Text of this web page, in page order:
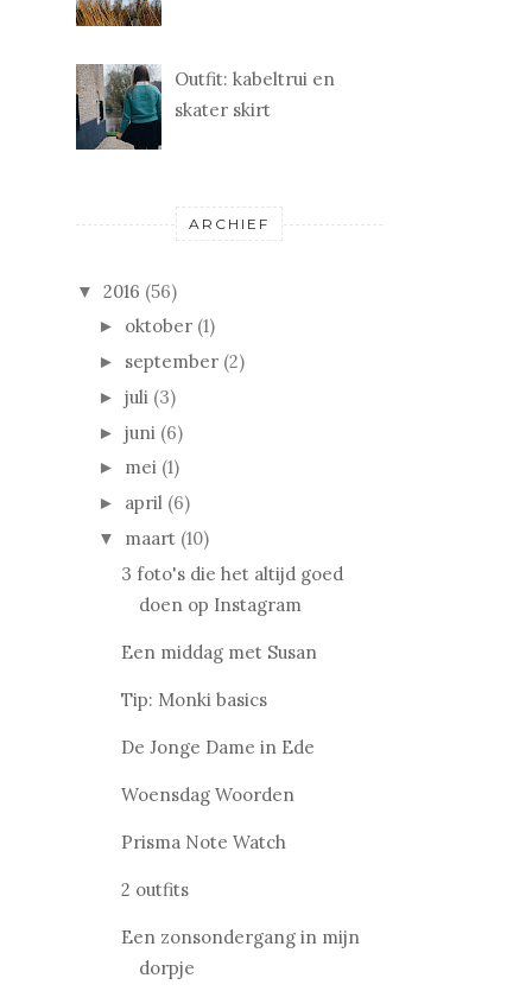
Outfit: kabeltrui en
skater skirt
ARCHIEF
▼ 2016 (56)
► oktober (1)
► september (2)
► juli (3)
► juni (6)
► mei (1)
► april (6)
▼ maart (10)
3 foto's die het altijd goed
doen op Instagram
Een middag met Susan
Tip: Monki basics
De Jonge Dame in Ede
Woensdag Woorden
Prisma Note Watch
2 outfits
Een zonsondergang in mijn
dorpje